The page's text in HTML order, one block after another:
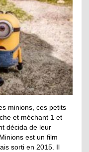
minions, ces petits
et méchant 1 et
décida de leur
est un film
sorti en 2015. Il